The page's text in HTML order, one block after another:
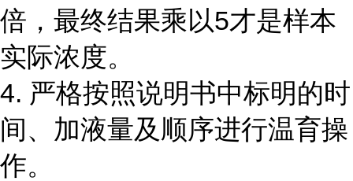
倍，最终结果乘以5才是样本
实际浓度。
4. 严格按照说明书中标明的时
间、加液量及顺序进行温育操
作。